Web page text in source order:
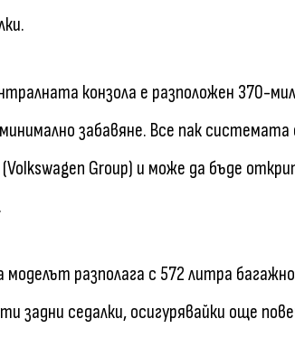
конзола е разположен 370-
забавяне. Все пак
(Volkswagen Group) и може да бъде
разполага с 572 литра
задни седалки, осигурявайки още